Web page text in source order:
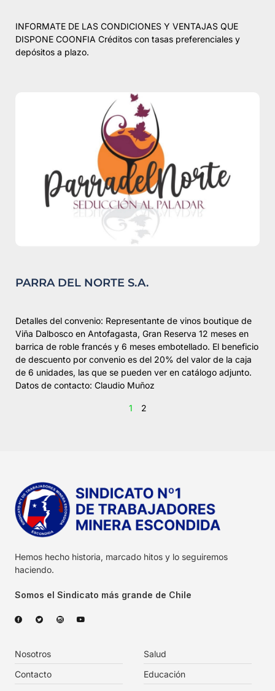
INFORMATE DE LAS CONDICIONES Y VENTAJAS QUE
DISPONE COONFIA Créditos con tasas preferenciales y
depósitos a plazo.
PARRA DEL NORTE S.A.
Detalles del convenio: Representante de vinos boutique de
Viña Dalbosco en Antofagasta, Gran Reserva 12 meses en
barrica de roble francés y 6 meses embotellado. El beneficio
de descuento por convenio es del 20% del valor de la caja
de 6 unidades, las que se pueden ver en catálogo adjunto.
Datos de contacto: Claudio Muñoz
1 2
Hemos hecho historia, marcado hitos y lo seguiremos
haciendo.
Somos el Sindicato más grande de Chile
Nosotros
Contacto
Salud
Educación